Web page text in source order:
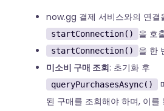
now.gg 결제 서비스와의 연결
startConnection() 을 호
startConnection()
을 한
미소비 구매 조회: 초기화 후
queryPurchasesAsync()
된 구매를 조회해야 하며, 이를